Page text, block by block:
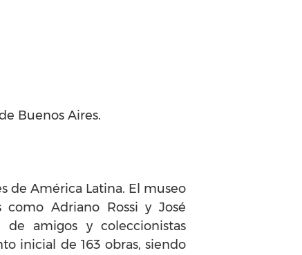
Buenos Aires.
de América Latina. El museo
Adriano Rossi y José
amigos y coleccionistas
inicial de 163 obras, siendo